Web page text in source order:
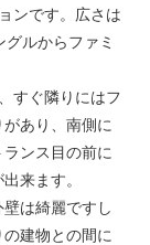
ンです。広さは
ルからファミ
すぐ隣りにはフ
あり、南側に
ンス目の前に
来ます。
は綺麗ですし
建物との間に